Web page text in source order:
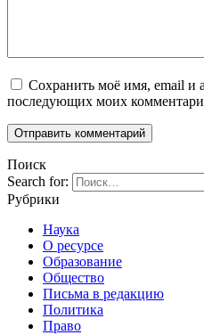
Сохранить моё имя, email и
последующих моих
Поиск
Search for:
Рубрики
Наука
О ресурсе
Образование
Общество
Письма в редакцию
Политика
Право